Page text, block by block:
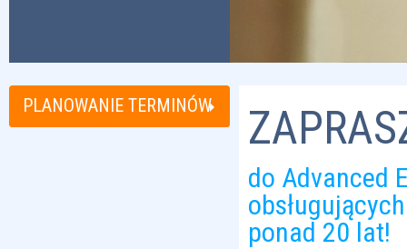
PLANOWANIE TERMINÓW
do Advanced
ponad 20 lat!